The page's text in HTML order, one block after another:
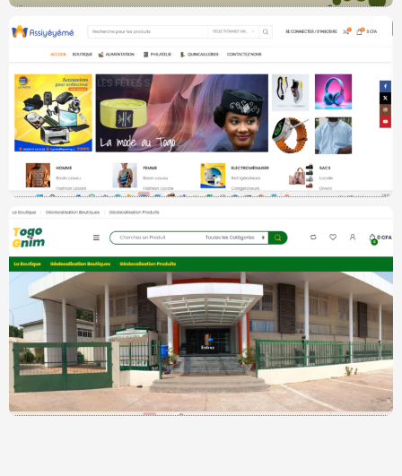
Projet Galatii (Market Place)
MarketPlace
Assiyeyeme – The official market place of
Togo